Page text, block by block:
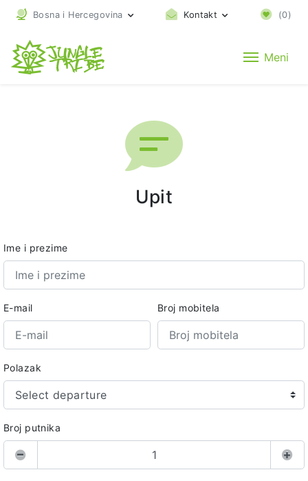
Bosna i Hercegovina Kontakt (0)
Meni
Upit
Ime i prezime
E-mail Broj mobitela
Polazak
Select departure
Broj putnika